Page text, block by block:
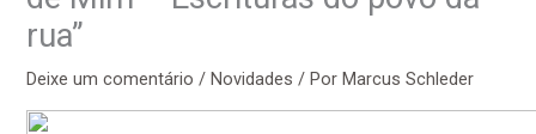
rua”
Deixe um comentário /Novidades / PorMarcus Schleder